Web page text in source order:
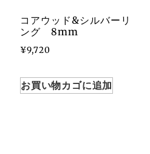
コアウッド&シルバーリ
ング 8mm
¥9,720
お買い物カゴに追加